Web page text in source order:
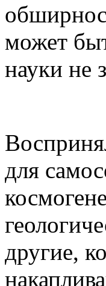
может
науки не
для
другие,